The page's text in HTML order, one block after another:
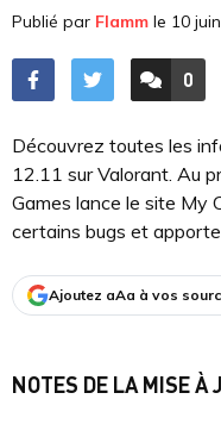
Publié par Flamm le 10
0
Découvrez toutes les
12.11 sur Valorant. Au
Games lance le site My
certains bugs et
Ajoutez aAa à vos
NOTES DE LA MISE À